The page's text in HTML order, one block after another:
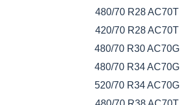
480/70 R28 AC70T
420/70 R28 AC70T
480/70 R30 AC70G
480/70 R34 AC70G
520/70 R34 AC70G